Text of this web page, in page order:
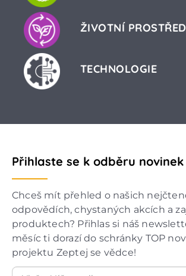
ŽIVOTNÍ
TECHNOLOGIE
Přihlaste se k odběru novinek
Chceš mít přehled o našich
odpovědích, chystaných akcích a
produktech? Přihlas si náš
měsíc ti dorazí do schránky TOP
projektu Zeptej se vědce!